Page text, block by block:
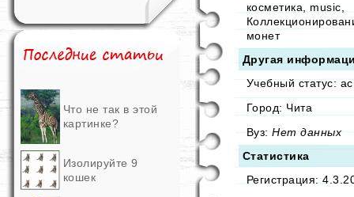
Что не так в этой
картинке?
Изолируйте 9
кошек
косметика, music,
монет
Другая
Учебный статус:
Город: Чита
Вуз:Нет данных
Статистика
Регистрация: